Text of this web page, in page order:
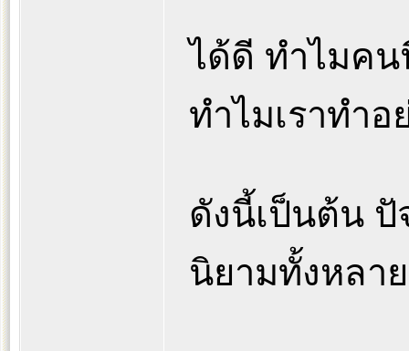
ได้ดี ทำไมคน
ทำไมเราทำอ
ดังนี้เป็นต้น ปั
นิยามทั้งหลา